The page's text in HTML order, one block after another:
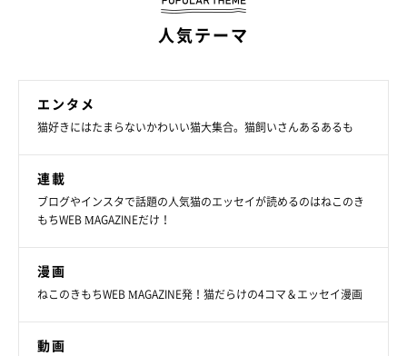
人気テーマ
エンタメ
猫好きにはたまらないかわいい猫大集合。猫飼いさんあるあるも
連載
ブログやインスタで話題の人気猫のエッセイが読めるのはねこのき
もちWEB MAGAZINEだけ！
漫画
ねこのきもちWEB MAGAZINE発！猫だらけの4コマ＆エッセイ漫画
動画